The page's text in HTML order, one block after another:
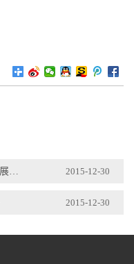
人机界面随着科学技术发展的五大创新技术 2015-12-30
2015-12-30